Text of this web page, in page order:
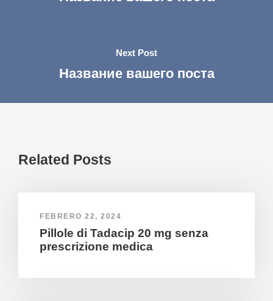
Next Post
Название вашего поста
Related Posts
FEBRERO 22, 2024
Pillole di Tadacip 20 mg senza
prescrizione medica